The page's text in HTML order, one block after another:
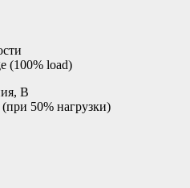
(100% load)
В
50% нагрузки)